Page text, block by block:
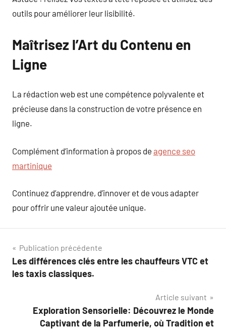
outils pour améliorer leur lisibilité.
Maîtrisez l’Art du Contenu en
Ligne
La rédaction web est une compétence polyvalente et
précieuse dans la construction de votre présence en
ligne.
Complément d’information à propos de agence seo
martinique
Continuez d’apprendre, d’innover et de vous adapter
pour offrir une valeur ajoutée unique.
Navigation
de
Publication précédente
Les différences clés entre les chauffeurs VTC et
les taxis classiques.
Article suivant
Exploration Sensorielle: Découvrez le Monde
Captivant de la Parfumerie, où Tradition et